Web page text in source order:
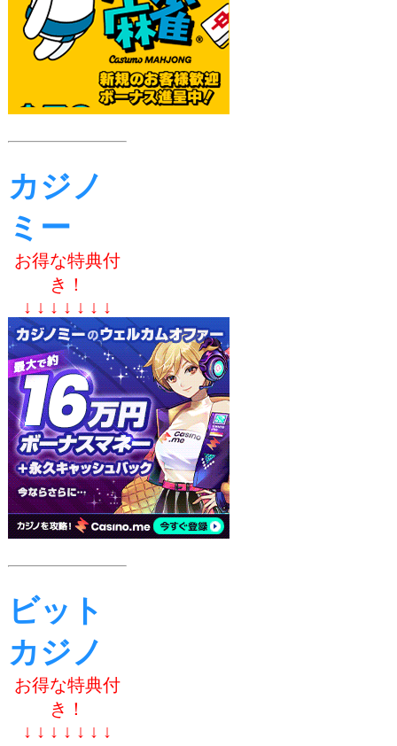
カジノ
ミー
お得な特典付
き！
↓ ↓ ↓ ↓ ↓ ↓ ↓
ビット
カジノ
お得な特典付
き！
↓ ↓ ↓ ↓ ↓ ↓ ↓